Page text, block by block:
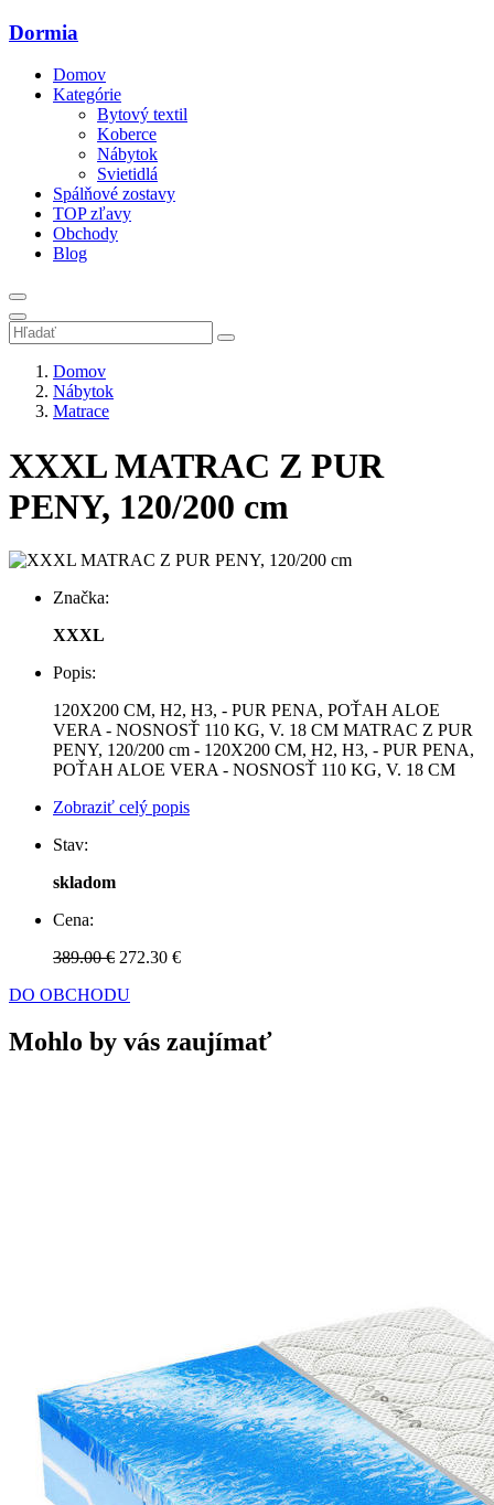
Dormia
Domov
Kategórie
Bytový textil
Koberce
Nábytok
Svietidlá
Spálňové zostavy
TOP zľavy
Obchody
Blog
Domov
Nábytok
Matrace
XXXL MATRAC Z PUR
PENY, 120/200 cm
Značka:
XXXL
Popis:
120X200 CM, H2, H3, - PUR PENA, POŤAH ALOE
VERA - NOSNOSŤ 110 KG, V. 18 CM MATRAC Z PUR
PENY, 120/200 cm - 120X200 CM, H2, H3, - PUR PENA,
POŤAH ALOE VERA - NOSNOSŤ 110 KG, V. 18 CM
Zobraziť celý popis
Stav:
skladom
Cena:
389.00 € 272.30 €
DO OBCHODU
Mohlo by vás zaujímať